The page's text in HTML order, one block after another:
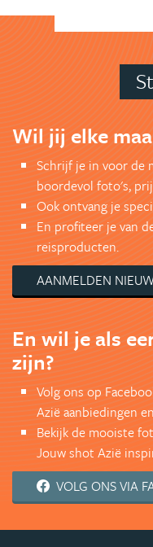
Wil jij elke
Schrijf je in voor de
boordevol foto's,
Ook ontvang je
En profiteer je van
reisproducten.
AANMELDEN
En wil je als
zijn?
Volg ons op
Azië aanbiedingen
Bekijk de mooiste
Jouw shot Azië
VOLG ONS VIA